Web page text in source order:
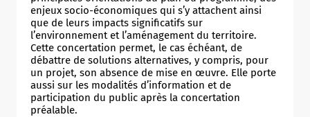
enjeux socio-économiques qui s’y attachent ainsi
que de leurs impacts significatifs sur
l’environnement et l’aménagement du territoire.
Cette concertation permet, le cas échéant, de
débattre de solutions alternatives, y compris, pour
un projet, son absence de mise en œuvre. Elle porte
aussi sur les modalités d’information et de
participation du public après la concertation
préalable.